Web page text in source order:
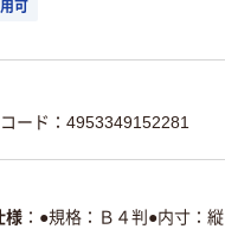
可
ード：4953349152281
様
●規格：Ｂ４判●内寸：縦